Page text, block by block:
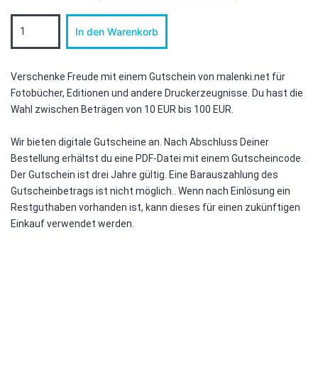
Menge
In den Warenkorb
Verschenke Freude mit einem Gutschein von malenki.net für
Fotobücher, Editionen und andere Druckerzeugnisse. Du hast die
Wahl zwischen Beträgen von 10 EUR bis 100 EUR.
Wir bieten digitale Gutscheine an. Nach Abschluss Deiner
Bestellung erhältst du eine PDF-Datei mit einem Gutscheincode.
Der Gutschein ist drei Jahre gültig. Eine Barauszahlung des
Gutscheinbetrags ist nicht möglich.. Wenn nach Einlösung ein
Restguthaben vorhanden ist, kann dieses für einen zukünftigen
Einkauf verwendet werden.